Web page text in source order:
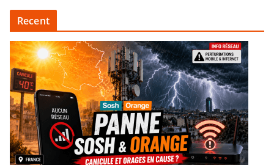
Recent